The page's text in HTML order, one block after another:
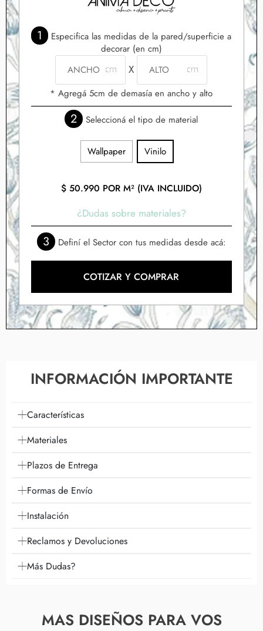
1
Especifica las medidas de la pared/superficie a
decorar (en cm)
X
* Agregá 5cm de demasía en ancho y alto
2 Seleccioná el tipo de material
Wallpaper Vinilo
$50.990 POR M² (IVA INCLUIDO)
¿Dudas sobre materiales?
3 Definí el Sector con tus medidas desde acá:
COTIZAR Y COMPRAR
INFORMACIÓN IMPORTANTE
Características
Materiales
Plazos de Entrega
Formas de Envío
Instalación
Reclamos y Devoluciones
Más Dudas?
MAS DISEÑOS PARA VOS